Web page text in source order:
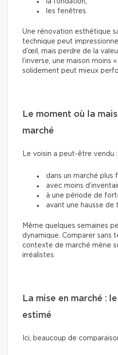
les fenêtres.
Une rénovation esthétique
technique peut
d’œil, mais perdre de la
l’inverse, une maison moins
solidement peut mieux
Le moment où la
marché
Le voisin a peut-être vendu :
dans un marché plus
avec moins
à une période de
avant une hausse de
Même quelques semaines
dynamique. Comparer sans
contexte de marché mène
irréalistes.
La mise en marché :
estimé
Ici, beaucoup de